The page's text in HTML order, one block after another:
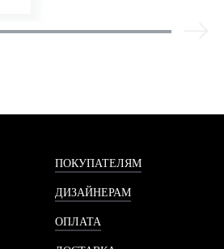
ПОКУПАТЕЛЯМ
ДИЗАЙНЕРАМ
ОПЛАТА